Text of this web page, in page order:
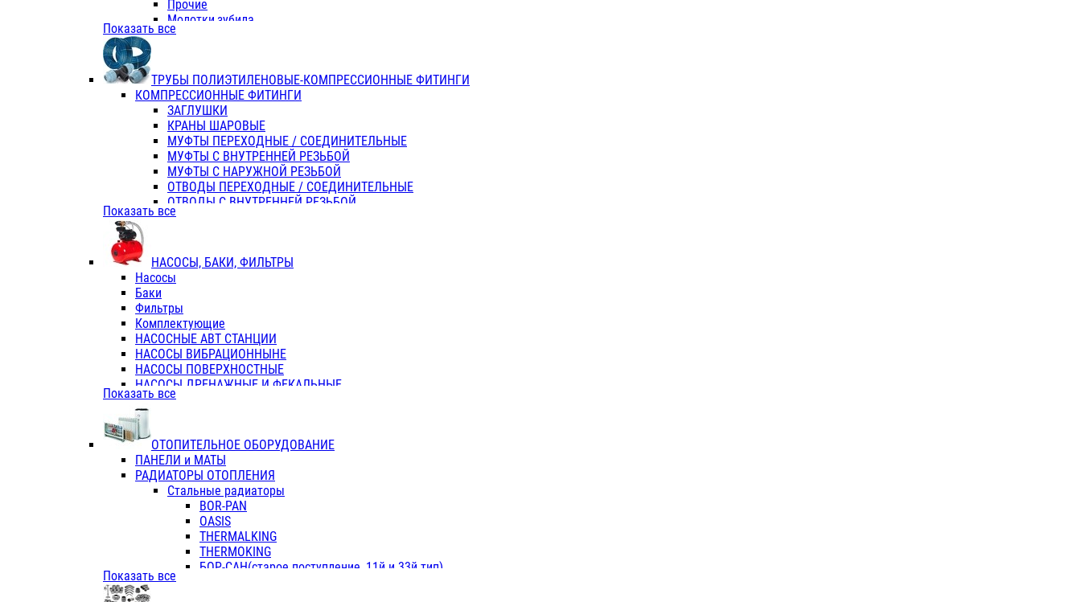
Прочие
Молотки,зубила
Пассатижи,тонкогубцы,утконосы
Отвертки
Хоз. инвентарь
ЭЛ. ИНСТРУМЕНТ OASIS
Показать все
ТРУБЫ ПОЛИЭТИЛЕНОВЫЕ-КОМПРЕССИОННЫЕ ФИТИНГИ
КОМПРЕССИОННЫЕ ФИТИНГИ
ЗАГЛУШКИ
КРАНЫ ШАРОВЫЕ
МУФТЫ ПЕРЕХОДНЫЕ / СОЕДИНИТЕЛЬНЫЕ
МУФТЫ С ВНУТРЕННЕЙ РЕЗЬБОЙ
МУФТЫ С НАРУЖНОЙ РЕЗЬБОЙ
ОТВОДЫ ПЕРЕХОДНЫЕ / СОЕДИНИТЕЛЬНЫЕ
ОТВОДЫ С ВНУТРЕННЕЙ РЕЗЬБОЙ
ОТВОДЫ С НАРУЖНОЙ РЕЗЬБОЙ
ТРОЙНИКИ ПЕРЕХОДНЫЕ / СОЕДИНИТЕЛЬНЫЕ
ТРОЙНИКИ С ВНУТРЕННЕЙ РЕЗЬБОЙ
КОЛЬЦА РЕЗИНОВЫЕ
ТРУБЫ НАПОРНЫЕ
ТРУБЫ ГОФРИРОВАННЫЕ ДВУХСЛ.
ТРУБЫ ПОЛИЭТИЛЕНОВЫЕ
Показать все
НАСОСЫ, БАКИ, ФИЛЬТРЫ
Насосы
Баки
Фильтры
Комплектующие
НАСОСНЫЕ АВТ СТАНЦИИ
НАСОСЫ ВИБРАЦИОННЫНЕ
НАСОСЫ ПОВЕРХНОСТНЫЕ
НАСОСЫ ДРЕНАЖНЫЕ И ФЕКАЛЬНЫЕ
НАСОСЫ ПОВЫСИТ и ЦИРКУЛЯЦИОННЫЕ
НАСОСЫ СКВАЖИННЫЕ
Показать все
ОТОПИТЕЛЬНОЕ ОБОРУДОВАНИЕ
ПАНЕЛИ и МАТЫ
РАДИАТОРЫ ОТОПЛЕНИЯ
Стальные радиаторы
BOR-PAN
OASIS
THERMALKING
THERMOKING
БОР-САН(старое поступление, 11й и 33й тип)
Показать все